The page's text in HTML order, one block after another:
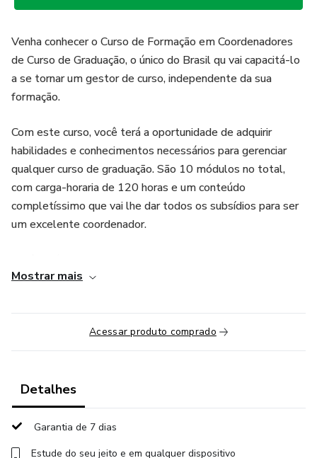
Venha conhecer o Curso de Formação em Coordenadores
de Curso de Graduação, o único do Brasil qu vai capacitá-lo
a se tornar um gestor de curso, independente da sua
formação.
Com este curso, você terá a oportunidade de adquirir
habilidades e conhecimentos necessários para gerenciar
qualquer curso de graduação. São 10 módulos no total,
com carga-horaria de 120 horas e um conteúdo
completíssimo que vai lhe dar todos os subsídios para ser
um excelente coordenador.
brasileiro, desenvolver competências essenciais para um
legislação da educação superior, estruturar toda
documentação necessária de um curso, liderar equipes,
elaborar estratégias de marketing e captação de alunos,
Desta forma, você estará bem preparado para exercer as
responsabilidades de um coordenador de curso de
Mostrar mais
Acessar produto comprado
Detalhes
Garantia de 7 dias
Estude do seu jeito e em qualquer dispositivo